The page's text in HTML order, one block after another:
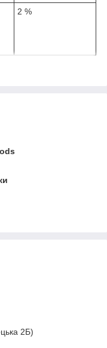
2 %
2Б)